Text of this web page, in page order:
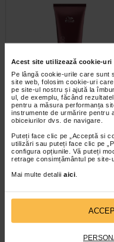
Acest site utilizează cookie-uri
Pe lângă cookie-urile care sunt
site web, folosim cookie-uri
pe site-ul nostru și ajută la
ul, de exemplu, făcând
pentru a măsura performanța
instrumente de urmărire pentru
obiceiurilor dvs. de navigare.
Puteți face clic pe „Acceptă si
utilizări sau puteți face clic pe
configura opțiunile. Vă puteți
retrage consimțământul pe site-
Mai multe detalii aici
WELLA Invigo Color
Warm Red Balsam, 200 ml
Warm Red este un tratament
expres ce improspateaza si…